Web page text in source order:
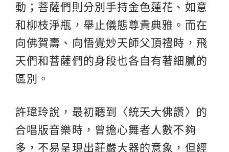
動；菩薩們則分別手持金色蓮花、如意
和柳枝淨瓶，舉止儀態尊貴典雅。而在
向佛賀壽、向悟覺妙天師父頂禮時，飛
天們和菩薩們的身段也各自有著細膩的
區別。
許瑋玲說，最初聽到〈統天大佛讚〉的
合唱版音樂時，曾擔心舞者人數不夠
多，不易呈現出莊嚴大器的意象，但經